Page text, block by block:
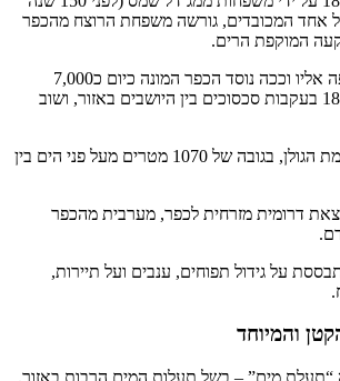
אחד המכובדים, גורשה משפחת הרוצח מהכפר
המוקפת הרים.
משפחת הרוצח הצטרפה אליו וככה נוסד הכפר המונה כיום כ7,000
דרוזים, והרס בשנת 1888 בעקבות סכסוכים בין היושבים באזור, ושוב
היישוב ממוקם בצפון רמת הגולן, בגובה של 1070 מטרים מעל פני הים בין
דרומית מזרחית לכפר, מערבית מהכפר
על גידול תפוחים, ענבים ועל תיירות,
והמיוחד
“תעלת מים” – בשל תעלות המים הרבות באזור.